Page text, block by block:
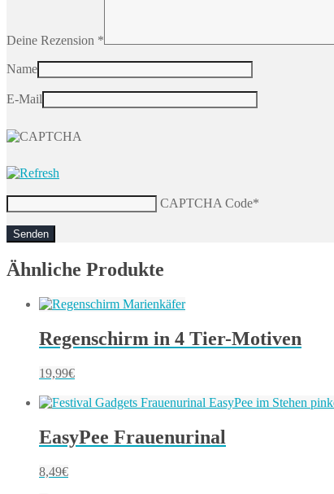
Deine Rezension *
Name
E-Mail
CAPTCHA Code*
Ähnliche Produkte
Regenschirm in 4 Tier-Motiven
19,99€
EasyPee Frauenurinal
8,49€